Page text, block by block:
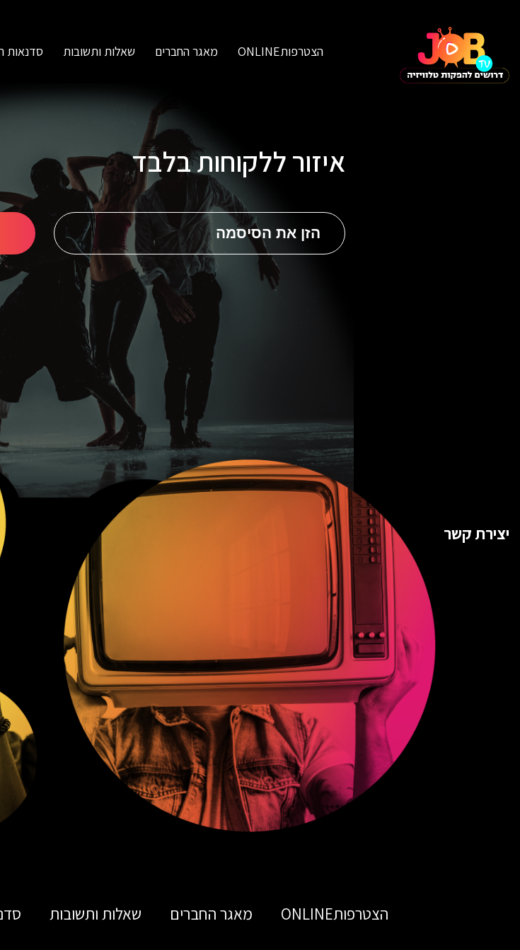
הצטרפותONLINE מאגר החברים שאלות ותשובות סדנאות
איזור ללקוחות בלבד
יצירת קשר
הצטרפותONLINE מאגר החברים שאלות ותשובות